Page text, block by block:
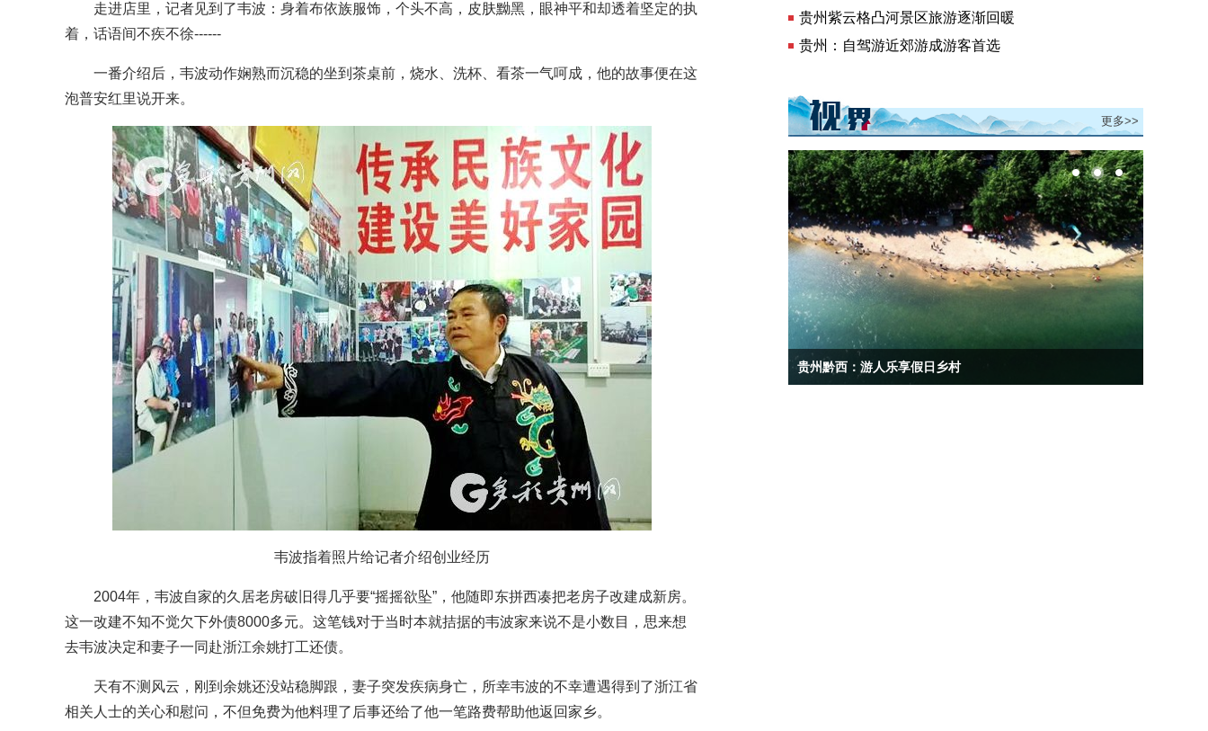
走进店里，记者见到了韦波：身着布依族服饰，个头不高，皮肤黝黑，眼神平和却透着坚定的执
着，话语间不疾不徐------
一番介绍后，韦波动作娴熟而沉稳的坐到茶桌前，烧水、洗杯、看茶一气呵成，他的故事便在这
泡普安红里说开来。
韦波指着照片给记者介绍创业经历
2004年，韦波自家的久居老房破旧得几乎要“摇摇欲坠”，他随即东拼西凑把老房子改建成新房。
这一改建不知不觉欠下外债8000多元。这笔钱对于当时本就拮据的韦波家来说不是小数目，思来想
去韦波决定和妻子一同赴浙江余姚打工还债。
天有不测风云，刚到余姚还没站稳脚跟，妻子突发疾病身亡，所幸韦波的不幸遭遇得到了浙江省
相关人士的关心和慰问，不但免费为他料理了后事还给了他一笔路费帮助他返回家乡。
贵州紫云格凸河景区旅游逐渐回暖
贵州：自驾游近郊游成游客首选
更多>>
贵州黔西：打造生态文明示范公路（组图） 贵州黔西：游人乐享假日乡村 贵州大方：抓好细节推动乡村振兴